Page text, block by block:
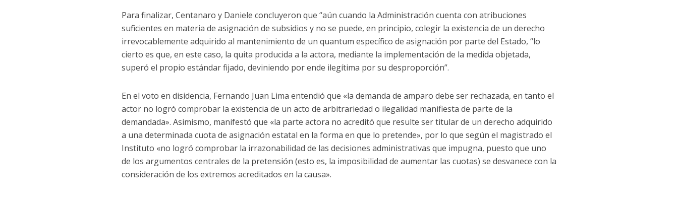
Para finalizar, Centanaro y Daniele concluyeron que “aún cuando la Administración cuenta con atribuciones
suficientes en materia de asignación de subsidios y no se puede, en principio, colegir la existencia de un derecho
irrevocablemente adquirido al mantenimiento de un quantum específico de asignación por parte del Estado, “lo
cierto es que, en este caso, la quita producida a la actora, mediante la implementación de la medida objetada,
superó el propio estándar fijado, deviniendo por ende ilegítima por su desproporción”.
En el voto en disidencia, Fernando Juan Lima entendió que «la demanda de amparo debe ser rechazada, en tanto el
actor no logró comprobar la existencia de un acto de arbitrariedad o ilegalidad manifiesta de parte de la
demandada». Asimismo, manifestó que «la parte actora no acreditó que resulte ser titular de un derecho adquirido
a una determinada cuota de asignación estatal en la forma en que lo pretende», por lo que según el magistrado el
Instituto «no logró comprobar la irrazonabilidad de las decisiones administrativas que impugna, puesto que uno
de los argumentos centrales de la pretensión (esto es, la imposibilidad de aumentar las cuotas) se desvanece con la
consideración de los extremos acreditados en la causa».